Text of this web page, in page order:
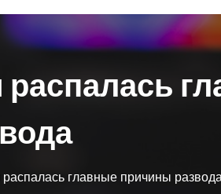
главные причины